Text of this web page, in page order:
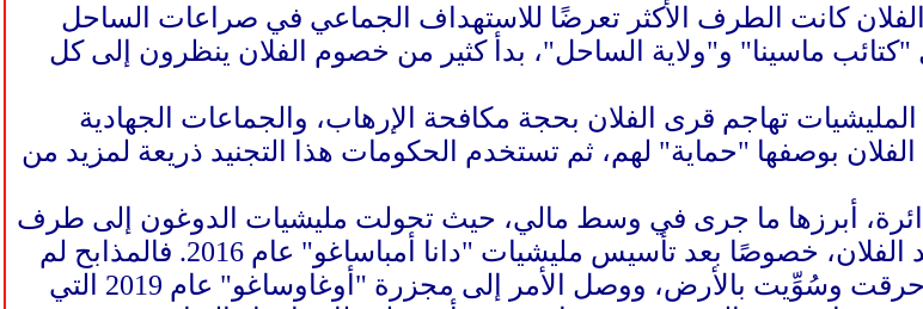
كانت الطرف الأكثر تعرضًا للاستهداف الجماعي في صراعات الساحل
ماسينا" و"ولاية الساحل"، بدأ كثير من خصوم الفلان ينظرون إلى كل
تهاجم قرى الفلان بحجة مكافحة الإرهاب، والجماعات الجهادية
بوصفها "حماية" لهم، ثم تستخدم الحكومات هذا التجنيد ذريعة لمزيد من
أبرزها ما جرى في وسط مالي، حيث تحولت مليشيات الدوغون إلى طرف
رئيسي في عمليات القتل الجماعي ضد الفلان، خصوصًا بعد تأسيس مليشيات "دانا أمباساغو" عام 2016. فالمذابح لم
تعد تستهدف مقاتلين، بل قرى كاملة أُحرقت وسُوِّيت بالأرض، ووصل الأمر إلى مجزرة "أوغاوساغو" عام 2019 التي